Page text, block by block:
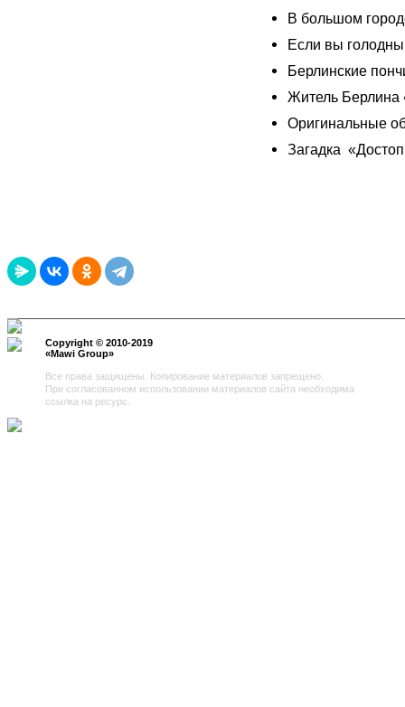
В большом
Если вы голодны
Берлинские
Житель Берлина
Оригинальные
Загадка
Copyright © 2010-2019
«Mawi Group»
Все права защищены. Копирование материалов запрещено.
При согласованном использовании материалов сайта необходима
ссылка на ресурс.